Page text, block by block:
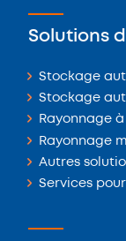
Solutions
Stockage
Stockage
Rayonnage
Rayonnage
Autres
Services